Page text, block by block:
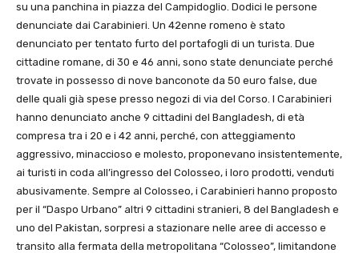
su una panchina in piazza del Campidoglio. Dodici le persone
denunciate dai Carabinieri. Un 42enne romeno è stato
denunciato per tentato furto del portafogli di un turista. Due
cittadine romane, di 30 e 46 anni, sono state denunciate perché
trovate in possesso di nove banconote da 50 euro false, due
delle quali già spese presso negozi di via del Corso. I Carabinieri
hanno denunciato anche 9 cittadini del Bangladesh, di età
compresa tra i 20 e i 42 anni, perché, con atteggiamento
aggressivo, minaccioso e molesto, proponevano insistentemente,
ai turisti in coda all’ingresso del Colosseo, i loro prodotti, venduti
abusivamente. Sempre al Colosseo, i Carabinieri hanno proposto
per il “Daspo Urbano” altri 9 cittadini stranieri, 8 del Bangladesh e
uno del Pakistan, sorpresi a stazionare nelle aree di accesso e
transito alla fermata della metropolitana “Colosseo”, limitandone